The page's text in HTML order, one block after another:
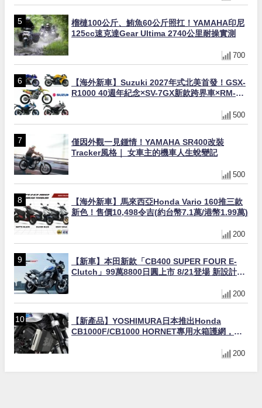
榴槤100公斤、鮪魚60公斤照扛！YAMAHA印尼
125cc速克達Gear Ultima 2740公里耐操實測
700
【海外新車】Suzuki 2027年式北美首發！GSX-
R1000 40週年紀念×SV-7GX新款跨界車×RM-
500
僅因外觀一見鍾情！YAMAHA SR400改裝
Tracker風格｜ 女車主的機車人生蛻變記
500
【海外新車】馬來西亞Honda Vario 160推三款
新色！售價10,498令吉(約台幣7.1萬/港幣1.99萬)
200
【新車】本田新款「CB400 SUPER FOUR E-
Clutch」99萬8800日圓上市 8/21登場 新設計直
200
【新產品】YOSHIMURA日本推出Honda
CB1000F/CB1000 HORNET專用水箱護網，六
200